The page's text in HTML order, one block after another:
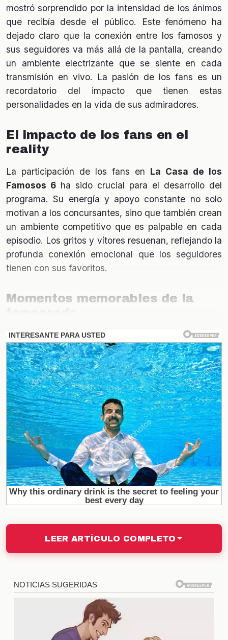
mostró sorprendido por la intensidad de los ánimos
que recibía desde el público. Este fenómeno ha
dejado claro que la conexión entre los famosos y
sus seguidores va más allá de la pantalla, creando
un ambiente electrizante que se siente en cada
transmisión en vivo. La pasión de los fans es un
recordatorio del impacto que tienen estas
personalidades en la vida de sus admiradores.
El impacto de los fans en el
reality
La participación de los fans en La Casa de los
Famosos 6 ha sido crucial para el desarrollo del
programa. Su energía y apoyo constante no solo
motivan a los concursantes, sino que también crean
un ambiente competitivo que es palpable en cada
episodio. Los gritos y vítores resuenan, reflejando la
profunda conexión emocional que los seguidores
tienen con sus favoritos.
Momentos memorables de la
Desde su inicio, esta temporada ha estado llena de
momentos que quedarán grabados en la memoria
de los televidentes. Uno de los más destacados fue
la reacción de Fabio al escuchar el apoyo de sus
fans, lo que lo llevó a una emotiva reflexión sobre
su trayectoria en el programa. Estos instantes son
los que mantienen a la audiencia pegada a la
pantalla, esperando más sorpresas.
La importancia de la interacción
en redes sociales
Las redes sociales juegan un papel fundamental en
través de plataformas como Twitter e Instagram, los
fans pueden expresar su apoyo y opiniones en
tiempo real, lo que aumenta la visibilidad del
comunidad activa, sino que también influye en la
dinámica del juego, ya que los concursantes están
al tanto de las reacciones del público.
LEER ARTÍCULO COMPLETO